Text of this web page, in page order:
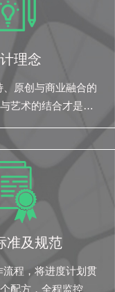
理念
原创与商业融合的
艺术的结合才是我
准及规范
流程，将进度计划贯
配方，全程监控